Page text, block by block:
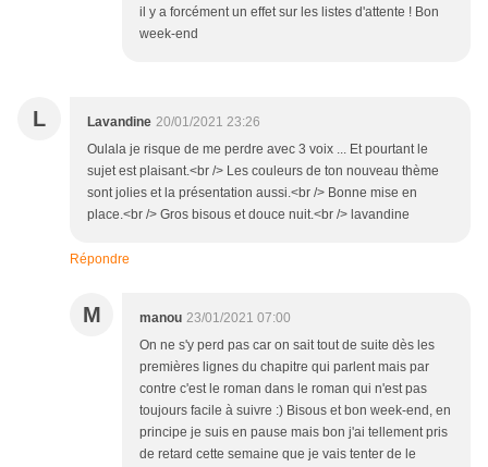
il y a forcément un effet sur les listes d'attente ! Bon
week-end
L Lavandine 20/01/2021 23:26
Oulala je risque de me perdre avec 3 voix ... Et pourtant le
sujet est plaisant.<br /> Les couleurs de ton nouveau thème
sont jolies et la présentation aussi.<br /> Bonne mise en
place.<br /> Gros bisous et douce nuit.<br /> lavandine
Répondre
M manou 23/01/2021 07:00
On ne s'y perd pas car on sait tout de suite dès les
premières lignes du chapitre qui parlent mais par
contre c'est le roman dans le roman qui n'est pas
toujours facile à suivre :) Bisous et bon week-end, en
principe je suis en pause mais bon j'ai tellement pris
de retard cette semaine que je vais tenter de le